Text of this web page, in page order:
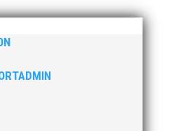
Idrottsförening (MAI)
glädje, gemenskap och
största
Allmänna Idrottsförening
strategisk,